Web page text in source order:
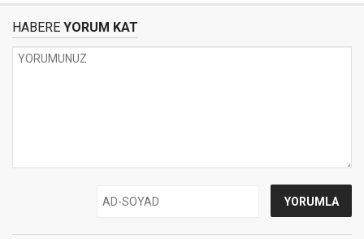
HABERE YORUM KAT